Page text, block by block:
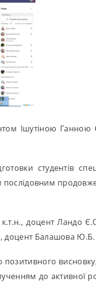
Ішутіною
студентів
послідовним
доцент Ландо
доцент Балашова
до активної